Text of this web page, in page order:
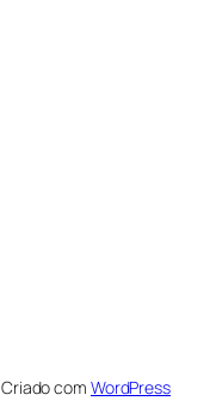
Criado com WordPress